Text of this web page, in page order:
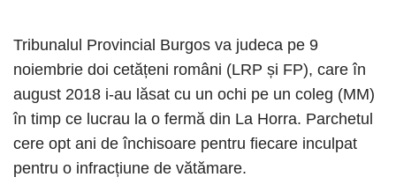
Tribunalul Provincial Burgos va judeca pe 9
noiembrie doi cetățeni români (LRP și FP), care în
august 2018 i-au lăsat cu un ochi pe un coleg (MM)
în timp ce lucrau la o fermă din La Horra. Parchetul
cere opt ani de închisoare pentru fiecare inculpat
pentru o infracțiune de vătămare.